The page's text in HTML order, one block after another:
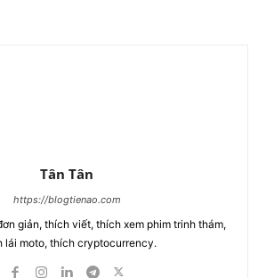
Tân Tân
https://blogtienao.com
giản, thích viết, thích xem phim trinh thám,
lái moto, thích cryptocurrency.